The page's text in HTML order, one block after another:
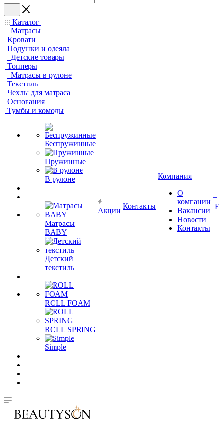
Каталог
Матрасы
Кровати
Подушки и одеяла
Детские товары
Топперы
Матрасы в рулоне
Текстиль
Чехлы для матраса
Основания
Тумбы и комоды
Беспружинные
Пружинные
В рулоне
Матрасы
BABY
Детский
текстиль
ROLL FOAM
ROLL SPRING
Simple
Акции
Контакты
Компания
О
компании
Вакансии
Новости
Контакты
+